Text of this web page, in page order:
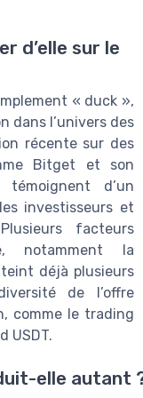
d’elle sur le
« duck »,
dans l’univers des
récente sur des
Bitget et son
d’un
investisseurs et
facteurs
notamment la
déjà plusieurs
de l’offre
comme le trading
USDT.
elle autant